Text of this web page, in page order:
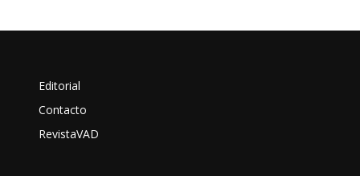
Editorial
Contacto
RevistaVAD